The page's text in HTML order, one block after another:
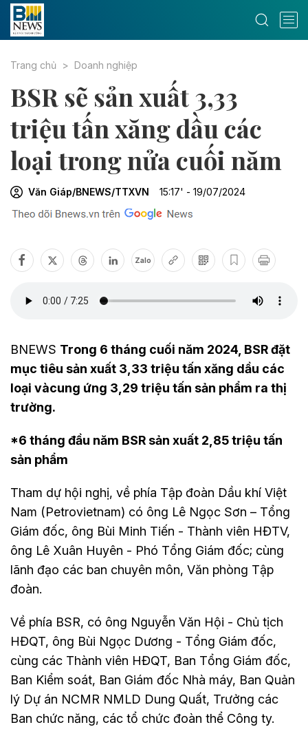
Trang chủ Doanh nghiệp
BSR sẽ sản xuất 3,33
triệu tấn xăng dầu các
loại trong nửa cuối năm
Văn Giáp/BNEWS/TTXVN 15:17' - 19/07/2024
Zalo
BNEWS Trong 6 tháng cuối năm 2024, BSR đặt
mục tiêu sản xuất 3,33 triệu tấn xăng dầu các
loại vàcung ứng 3,29 triệu tấn sản phẩm ra thị
trường.
*6 tháng đầu năm BSR sản xuất 2,85 triệu tấn
sản phẩm
Tham dự hội nghị, về phía Tập đoàn Dầu khí Việt
Nam (Petrovietnam) có ông Lê Ngọc Sơn – Tổng
Giám đốc, ông Bùi Minh Tiến - Thành viên HĐTV,
ông Lê Xuân Huyên - Phó Tổng Giám đốc; cùng
lãnh đạo các ban chuyên môn, Văn phòng Tập
đoàn.
Về phía BSR, có ông Nguyễn Văn Hội - Chủ tịch
HĐQT, ông Bùi Ngọc Dương - Tổng Giám đốc,
cùng các Thành viên HĐQT, Ban Tổng Giám đốc,
Ban Kiểm soát, Ban Giám đốc Nhà máy, Ban Quản
lý Dự án NCMR NMLD Dung Quất, Trưởng các
Ban chức năng, các tổ chức đoàn thể Công ty.